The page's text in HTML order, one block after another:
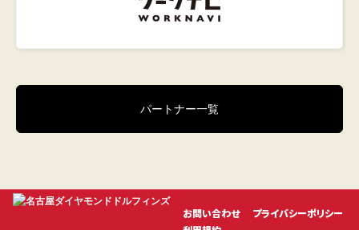
パートナー一覧
お問い合わせ
プライバシーポリシー